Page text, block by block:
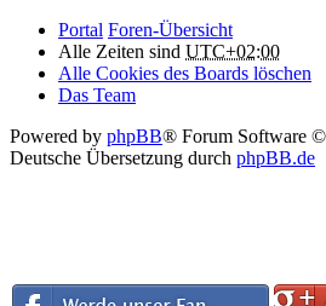
Portal Foren-Übersicht
Alle Zeiten sind UTC+02:00
Alle Cookies des Boards löschen
Das Team
Powered by phpBB® Forum Software
Deutsche Übersetzung durch phpBB.de